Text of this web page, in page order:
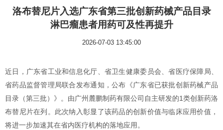
洛布替尼片入选广东省第三批创新药械产品目录
淋巴瘤患者用药可及性再提升
2026-07-03 13:45:00
近日，广东省工业和信息化厅、省卫生健康委员会、省医疗保障局、
省药品监督管理局联合发布通知，公布《广东省已获批创新药械产品
目录（第三批）》。由广州麓鹏制药有限公司自主研发的1类创新药洛
布替尼片在列。此次纳入彰显了该药品的创新价值与临床应用价值，
将进一步加速其在省内医疗机构的落地应用。